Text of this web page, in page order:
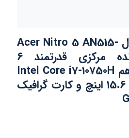
لپ تاپ ایسر مدل Acer Nitro 5 AN515-
55-7149 پردازنده مرکزی قدرتمند 6
هسته‌ای نسل دهم Intel Core i7-10750H
و صفحه نمایش 15.6 اینچ و کارت گرافیک